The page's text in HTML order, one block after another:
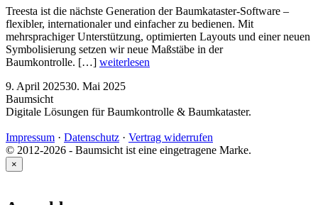
Treesta ist die nächste Generation der Baumkataster-Software –
flexibler, internationaler und einfacher zu bedienen. Mit
mehrsprachiger Unterstützung, optimierten Layouts und einer neuen
Symbolisierung setzen wir neue Maßstäbe in der
Baumkontrolle. […] weiterlesen
9. April 202530. Mai 2025
Baumsicht
Digitale Lösungen für Baumkontrolle & Baumkataster.
Impressum · Datenschutz · Vertrag widerrufen
© 2012-2026 - Baumsicht ist eine eingetragene Marke.
×